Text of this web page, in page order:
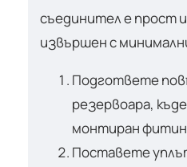
съединител е прост
извършен с
Подгответе
резервоара,
монтиран
Поставете